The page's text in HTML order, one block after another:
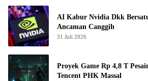
AI Kabur Nvidia Dkk
Ancaman Canggih
31 Juli 2026
Proyek Game Rp 4,8 T
Tencent PHK Massal